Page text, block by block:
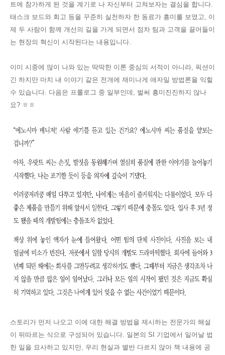
트에 참가하게 된 것을 계기로 나 자신부터 고쳐보자는 결심을 합니다.
태스크 보드와 회고 등을 꾸준히 실천하자 한 동료가 흥미를 보였고, 이
제 두 사람이 함께 개선의 길을 가게 되면서 점차 팀과 고객을 끌어들이
는 현장의 혁신이 시작된다는 내용입니다.
이미 시중에 많이 나와 있는 딱딱한 이론 중심의 서적이 아니라, 픽션이
긴 하지만 마치 내 이야기 같은 전개에 재미나게 애자일 방법론을 익힐
수 있습니다. 다음은 프롤로그 중 일부인데, 벌써 흥미진진하지 않나
요? ㅎㅎ
스토리가 먼저 나오고 이에 대한 해결 방법을 제시하는 전문가의 해설
이 뒤따르는 식으로 구성되어 있습니다. 일본의 SI 기업에서 일어날 법
한 일을 묘사하고 있지만, 우리 현실과 별반 다르지 않아 책 내용에 공